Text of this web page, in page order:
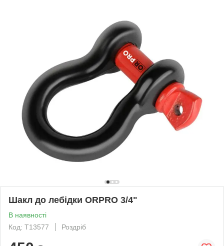
Шакл до лебідки ORPRO 3/4"
В наявності
Код: T13577
Роздріб